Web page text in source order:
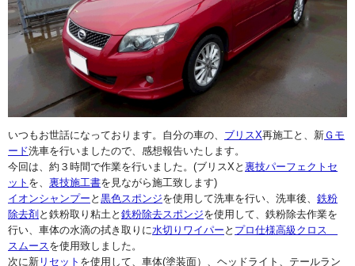
いつもお世話になっております。自分の車の、 ブリスX再施工と、新 Ｇモ
ード洗車を行いましたので、感想報告いたします。
今回は、約３時間で作業を行いました。(ブリスXと 裏技パーフェクトセ
ット を、 裏技施工書を見ながら施工致します)
イオンシャンプー と 黒色スポンジを使用して洗車を行い、洗車後、 鉄粉
除去剤と鉄粉取り粘土と 鉄粉除去スポンジを使用して、鉄粉除去作業を
行い、車体の水滴の拭き取りに水切りワイパー と プロ仕様高級クロス
スムース を使用致しました。
次に新 リセット を使用して、車体(塗装面）、ヘッドライト、テールラン